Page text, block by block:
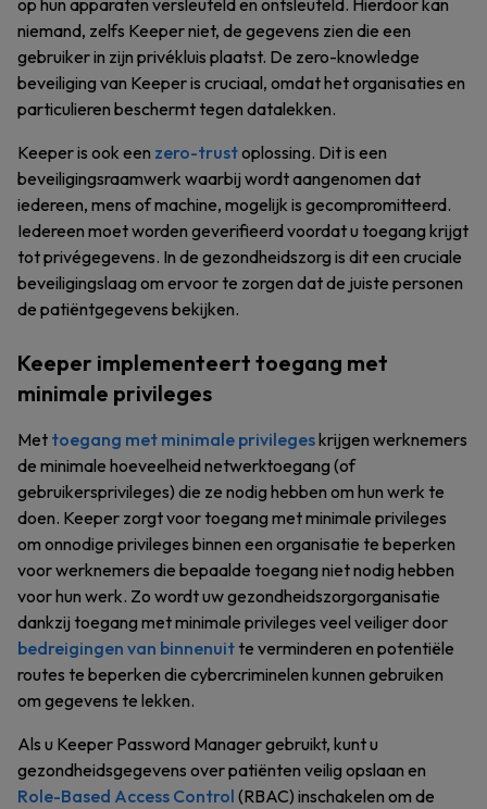
op hun apparaten versleuteld en ontsleuteld. Hierdoor kan
niemand, zelfs Keeper niet, de gegevens zien die een
gebruiker in zijn privékluis plaatst. De zero-knowledge
beveiliging van Keeper is cruciaal, omdat het organisaties en
particulieren beschermt tegen datalekken.
Keeper is ook een zero-trustoplossing. Dit is een
beveiligingsraamwerk waarbij wordt aangenomen dat
iedereen, mens of machine, mogelijk is gecompromitteerd.
Iedereen moet worden geverifieerd voordat u toegang krijgt
tot privégegevens. In de gezondheidszorg is dit een cruciale
beveiligingslaag om ervoor te zorgen dat de juiste personen
de patiëntgegevens bekijken.
Keeper implementeert toegang met
minimale privileges
Met toegang met minimale privilegeskrijgen werknemers
de minimale hoeveelheid netwerktoegang (of
gebruikersprivileges) die ze nodig hebben om hun werk te
doen. Keeper zorgt voor toegang met minimale privileges
om onnodige privileges binnen een organisatie te beperken
voor werknemers die bepaalde toegang niet nodig hebben
voor hun werk. Zo wordt uw gezondheidszorgorganisatie
dankzij toegang met minimale privileges veel veiliger door
bedreigingen van binnenuitte verminderen en potentiële
routes te beperken die cybercriminelen kunnen gebruiken
om gegevens te lekken.
Als u Keeper Password Manager gebruikt, kunt u
gezondheidsgegevens over patiënten veilig opslaan en
Role-Based Access Control (RBAC) inschakelen om de